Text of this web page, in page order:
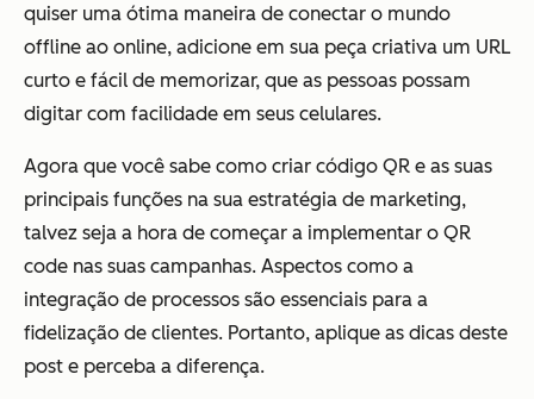
quiser uma ótima maneira de conectar o mundo
offline ao online, adicione em sua peça criativa um URL
curto e fácil de memorizar, que as pessoas possam
digitar com facilidade em seus celulares.
Agora que você sabe como criar código QR e as suas
principais funções na sua estratégia de marketing,
talvez seja a hora de começar a implementar o QR
code nas suas campanhas. Aspectos como a
integração de processos são essenciais para a
fidelização de clientes. Portanto, aplique as dicas deste
post e perceba a diferença.